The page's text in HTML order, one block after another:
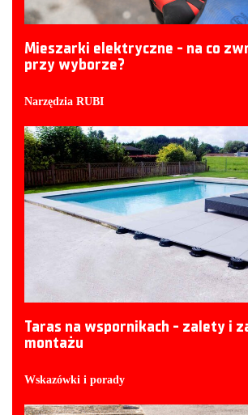
Mieszarki elektryczne - na co
przy wyborze?
Narzędzia RUBI
Taras na wspornikach - zalety i
montażu
Wskazówki i porady